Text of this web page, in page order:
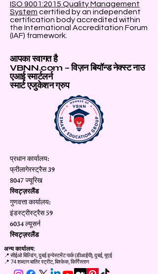
ISO 9001:2015 Quality Management
System certified by an independent
certification body accredited within
the International Accreditation Forum
(IAF) framework.
आपका स्वागत है
VBNN.com – विज़न बियॉन्ड नेक्स्ट नाउ
एआई स्मार्टलर्न
स्मार्ट एजुकेशन ग्रुप
प्रधान कार्यालय:
फ्रीलागेरस्ट्रैस 39
8047 ज्यूरिख
स्विट्ज़रलैंड
गुणवत्ता कार्यालय:
इंडस्ट्रीस्ट्रैस 59
6034 ल्यूसर्न
स्विट्ज़रलैंड
अन्य कार्यालय:
📍 सीईओ बिल्डिंग, दुबई इन्वेस्टमेंट पार्क (डीआईपी), दुबई, यूएई
📍 74 शब्दान बातिर स्ट्रीट, बिश्केक, किर्गिस्तान